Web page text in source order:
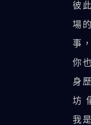
彼
場
事
你
身
坊
我